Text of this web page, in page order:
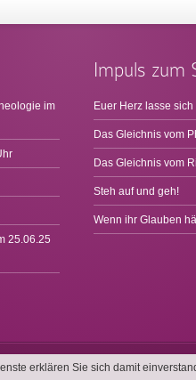
im
25.06.25
Impuls zum
Euer Herz lasse
Das Gleichnis vom
Das Gleichnis vom
Steh auf und geh!
Wenn ihr Glauben
erklären Sie sich damit